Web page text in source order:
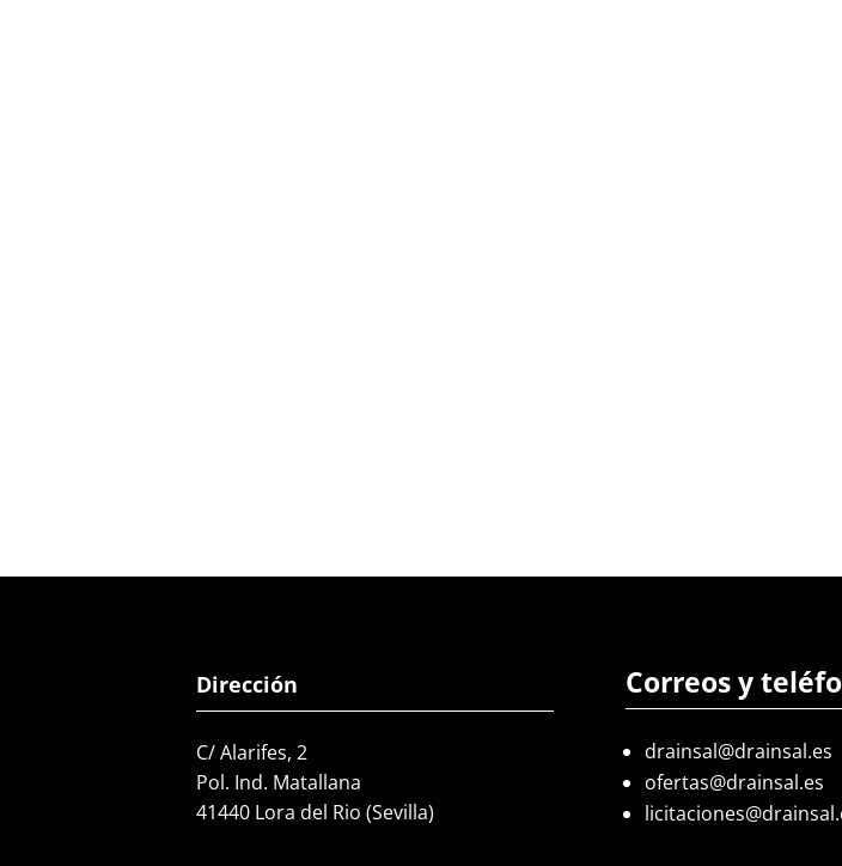
Dirección
C/ Alarifes, 2
Pol. Ind. Matallana
41440 Lora del Rio (Sevilla)
Correos y
drainsal@drainsal.es
ofertas@drainsal.es